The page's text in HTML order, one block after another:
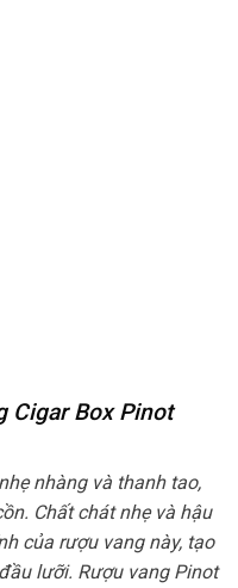
Cigar Box Pinot
nhẹ nhàng và thanh tao,
Chất chát nhẹ và hậu
của rượu vang này, tạo
lưỡi. Rượu vang Pinot